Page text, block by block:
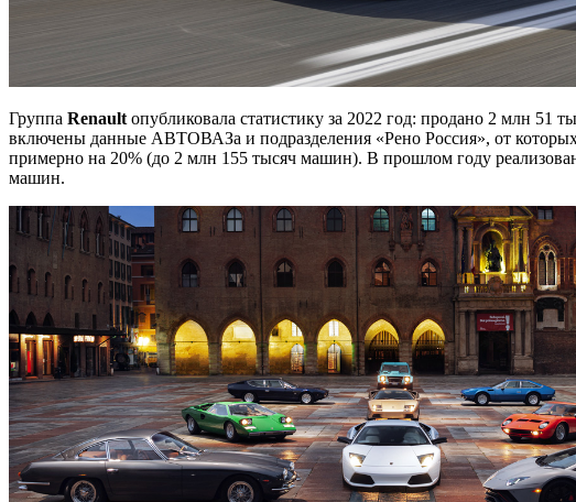
Группа Renault опубликовала статистику за 2022 год: продано 2 млн 51
включены данные АВТОВАЗа и подразделения «Рено Россия», от
примерно на 20% (до 2 млн 155 тысяч машин). В прошлом году
машин.